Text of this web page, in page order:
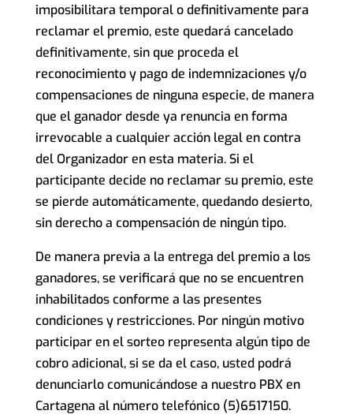
imposibilitara temporal o definitivamente para
reclamar el premio, este quedará cancelado
definitivamente, sin que proceda el
reconocimiento y pago de indemnizaciones y/o
compensaciones de ninguna especie, de manera
que el ganador desde ya renuncia en forma
irrevocable a cualquier acción legal en contra
del Organizador en esta materia. Si el
participante decide no reclamar su premio, este
se pierde automáticamente, quedando desierto,
sin derecho a compensación de ningún tipo.
De manera previa a la entrega del premio a los
ganadores, se verificará que no se encuentren
inhabilitados conforme a las presentes
condiciones y restricciones. Por ningún motivo
participar en el sorteo representa algún tipo de
cobro adicional, si se da el caso, usted podrá
denunciarlo comunicándose a nuestro PBX en
Cartagena al número telefónico (5)6517150.